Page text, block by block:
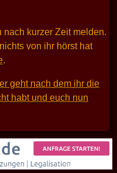
kurzer Zeit melden.
von ihr hörst hat
.
geht nach dem ihr die
habt und euch nun